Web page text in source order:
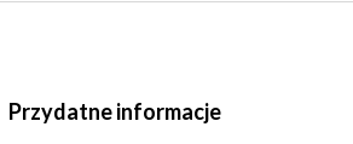
Przydatne informacje